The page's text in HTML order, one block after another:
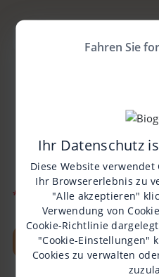
Ihr Datenschutz
Diese Website
Ihr Browsererlebnis zu
"Alle akzeptieren"
Verwendung von
Cookie-Richtlinie
"Cookie-Einstellungen"
Cookies zu verwalten
Fahren Sie
SMAlltalk ein. Du kannst
widerrufen, indem du auf
klickst. Der Widerruf
Auswirkungen auf die
Datenverarbeitung bis
*
Pflichtfeld
NEWSLETTER